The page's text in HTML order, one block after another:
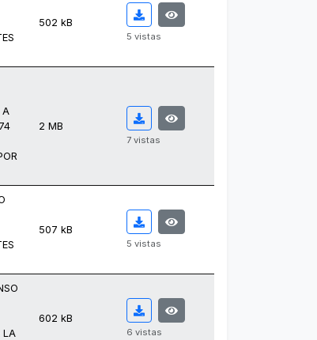
502 kB
5 vistas
A
2 MB
7 vistas
507 kB
5 vistas
LA
602 kB
6 vistas